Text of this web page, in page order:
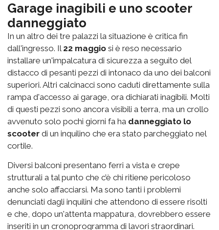
Garage inagibili e uno scooter
danneggiato
In un altro dei tre palazzi la situazione è critica fin
dall'ingresso. Il 22 maggio si è reso necessario
installare un'impalcatura di sicurezza a seguito del
distacco di pesanti pezzi di intonaco da uno dei balconi
superiori. Altri calcinacci sono caduti direttamente sulla
rampa d'accesso ai garage, ora dichiarati inagibili. Molti
di questi pezzi sono ancora visibili a terra, ma un crollo
avvenuto solo pochi giorni fa ha danneggiato lo
scooter di un inquilino che era stato parcheggiato nel
cortile.
Diversi balconi presentano ferri a vista e crepe
strutturali a tal punto che c’è chi ritiene pericoloso
anche solo affacciarsi. Ma sono tanti i problemi
denunciati dagli inquilini che attendono di essere risolti
e che, dopo un'attenta mappatura, dovrebbero essere
inseriti in un cronoprogramma di lavori straordinari.